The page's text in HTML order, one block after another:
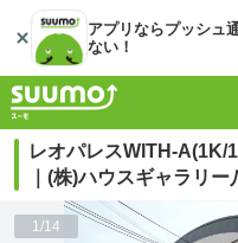
アプリならプッシュ
ない！
レオパレスWITH-A(1K/
｜(株)ハウスギャラリ
1/14